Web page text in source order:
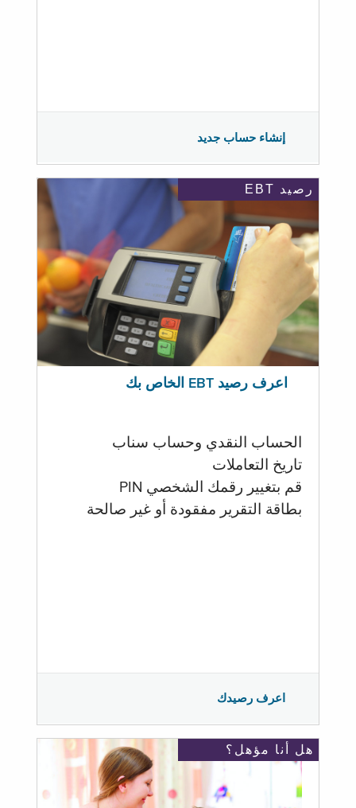
إنشاء حساب جديد
رصيد EBT
اعرف رصيد EBT الخاص بك
الحساب النقدي وحساب سناب
تاريخ التعاملات
قم بتغيير رقمك الشخصي PIN
بطاقة التقرير مفقودة أو غير صالحة
اعرف رصيدك
هل أنا مؤهل؟